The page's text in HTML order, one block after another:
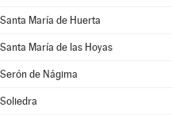
Santa María de Huerta
Santa María de las Hoyas
Serón de Nágima
Soliedra